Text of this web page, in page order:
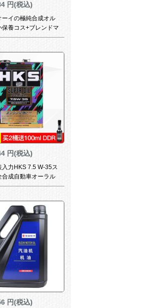
円(税込)
ーイの極純合成オル
保養コス+ブレンドマ
働時間tuhu養車輸送
ます。
円(税込)
入力HKS 7.5 W-35ス
合成自動車オーラル
技潤滑油5 W-30 4 L
円(税込)